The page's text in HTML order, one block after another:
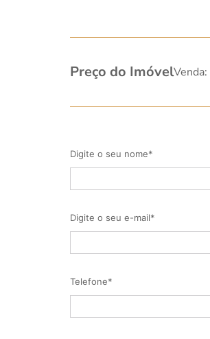
Preço do ImóvelVenda:
Digite o seu nome*
Digite o seu e-mail*
Telefone*